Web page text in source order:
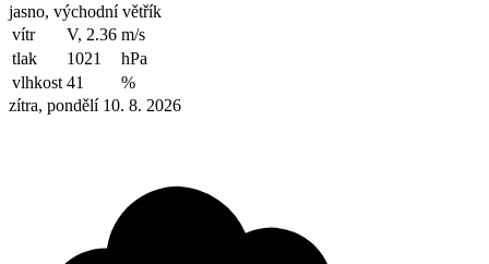
jasno, východní větřík
vítr
V, 2.36 m/s
tlak
1021
hPa
vlhkost 41
%
zítra, pondělí 10. 8. 2026